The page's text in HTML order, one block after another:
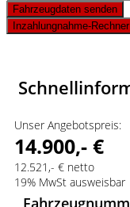
Fahrzeugdaten senden
Inzahlungnahme-Rechner
Unser Angebotspreis:
14.900,- €
12.521,- € netto
19% MwSt ausweisbar